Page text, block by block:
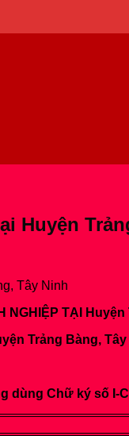
Huyện
Tây Ninh
NGHIỆP TẠI
Trảng Bàng, Tây
dùng Chữ ký số I-